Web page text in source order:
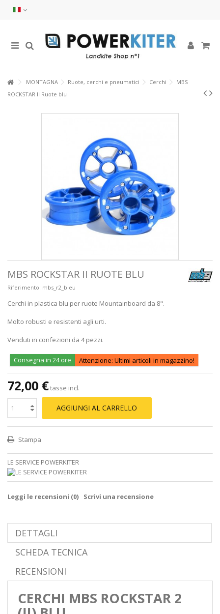
MONTAGNA Ruote, cerchi e pneumatici Cerchi
MBS
ROCKSTAR II Ruote blu
MBS ROCKSTAR II RUOTE BLU
Riferimento: mbs_r2_bleu
Cerchi in plastica blu per ruote Mountainboard da 8".
Molto robusti e resistenti agli urti.
Venduti in confezioni da 4 pezzi.
Consegna in 24 ore Attenzione: Ultimi articoli in magazzino!
72,00 €tasse incl.
AGGIUNGI AL CARRELLO
Stampa
LE SERVICE POWERKITER
Leggi le recensioni (0) Scrivi una recensione
DETTAGLI
SCHEDA TECNICA
RECENSIONI
CERCHI MBS ROCKSTAR 2